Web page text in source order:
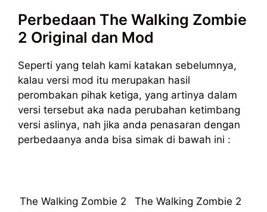
Perbedaan The Walking Zombie
2 Original dan Mod
Seperti yang telah kami katakan sebelumnya,
kalau versi mod itu merupakan hasil
perombakan pihak ketiga, yang artinya dalam
versi tersebut aka nada perubahan ketimbang
versi aslinya, nah jika anda penasaran dengan
perbedaanya anda bisa simak di bawah ini :
The Walking Zombie 2
The Walking Zombie 2